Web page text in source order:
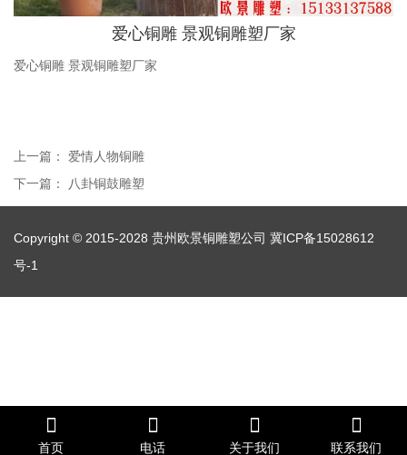
爱心铜雕 景观铜雕塑厂家
爱心铜雕 景观铜雕塑厂家
上一篇： 爱情人物铜雕
下一篇：
八卦铜鼓雕塑
Copyright © 2015-2028 贵州欧景铜雕塑公司 冀ICP备15028612
号-1
首页 电话 关于我们 联系我们